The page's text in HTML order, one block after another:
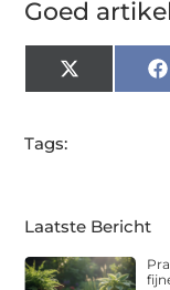
Goed
X
(Twitter)
Tags:
Laatste Bericht